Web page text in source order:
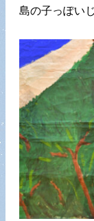
島の子っぽい